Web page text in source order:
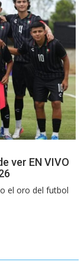
ver EN VIVO
el oro del futbol